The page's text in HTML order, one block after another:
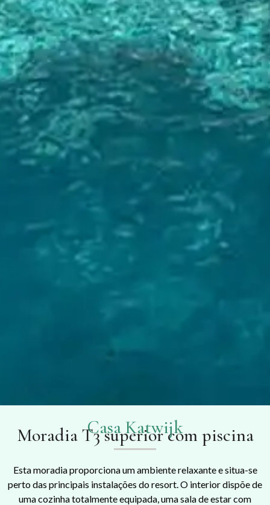
Casa Katwijk
Moradia T3 superior com piscina
Esta moradia proporciona um ambiente relaxante e situa-se
perto das principais instalações do resort. O interior dispõe de
uma cozinha totalmente equipada, uma sala de estar com